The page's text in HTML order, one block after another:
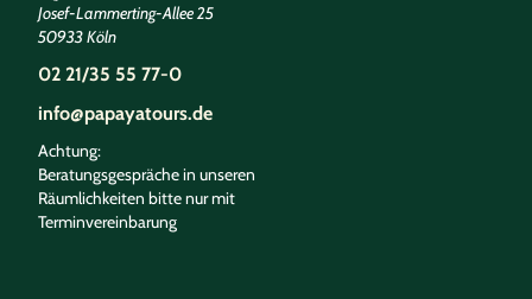
Josef-Lammerting-Allee 25
50933 Köln
02 21/35 55 77-0
info@papayatours.de
Achtung:
Beratungsgespräche in unseren
Räumlichkeiten bitte nur mit
Terminvereinbarung